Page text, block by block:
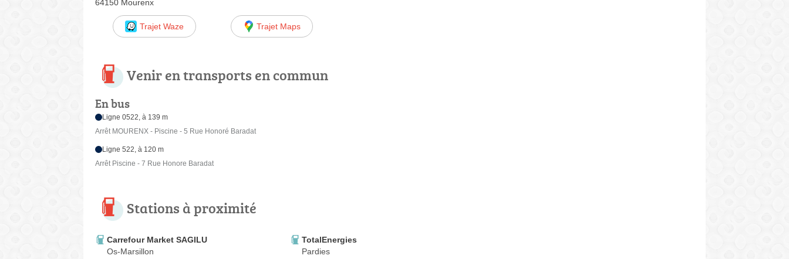
64150 Mourenx
Trajet Waze Trajet Maps
Venir en transports en commun
En bus
Ligne 0522, à 139 m
Arrêt MOURENX - Piscine - 5 Rue Honoré Baradat
Ligne 522, à 120 m
Arrêt Piscine - 7 Rue Honore Baradat
Stations à proximité
Carrefour Market SAGILU
Os-Marsillon
TotalEnergies
Pardies